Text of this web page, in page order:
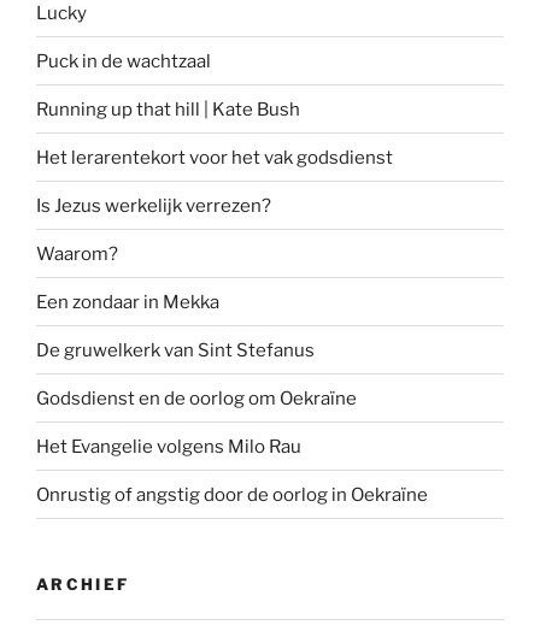
Lucky
Puck in de wachtzaal
Running up that hill | Kate Bush
Het lerarentekort voor het vak godsdienst
Is Jezus werkelijk verrezen?
Waarom?
Een zondaar in Mekka
De gruwelkerk van Sint Stefanus
Godsdienst en de oorlog om Oekraïne
Het Evangelie volgens Milo Rau
Onrustig of angstig door de oorlog in Oekraïne
ARCHIEF